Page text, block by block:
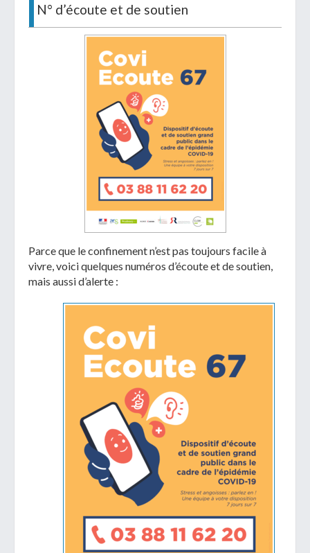
N° d’écoute et de soutien
Parce que le confinement n’est pas toujours facile à
vivre, voici quelques numéros d’écoute et de soutien,
mais aussi d’alerte :